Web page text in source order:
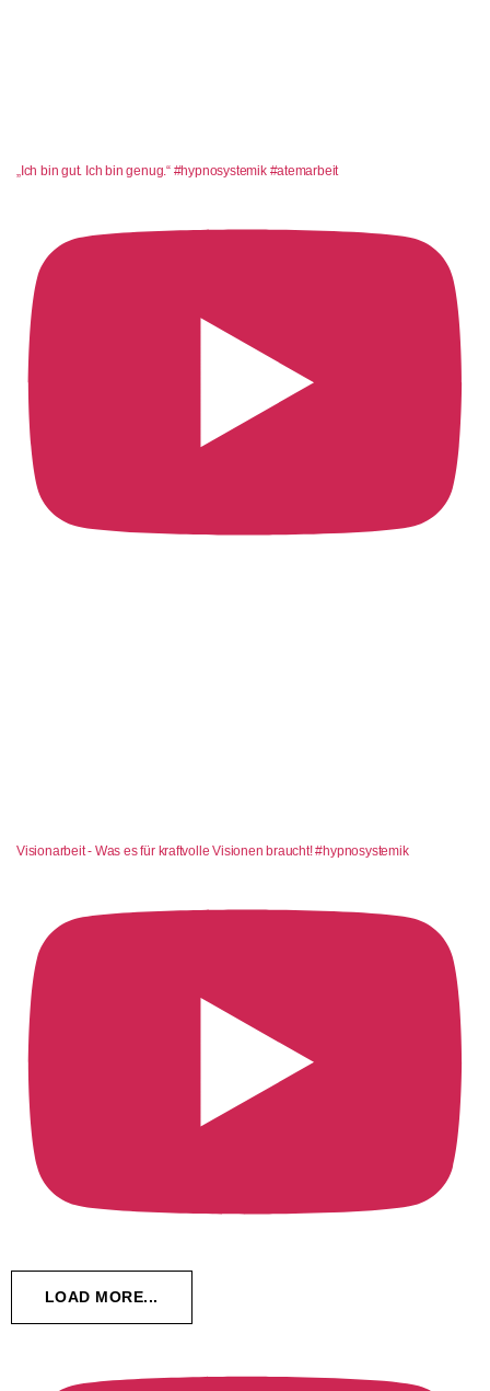
„Ich bin gut. Ich bin genug.“ #hypnosystemik #atemarbeit
Visionarbeit - Was es für kraftvolle Visionen braucht! #hypnosystemik
LOAD MORE...